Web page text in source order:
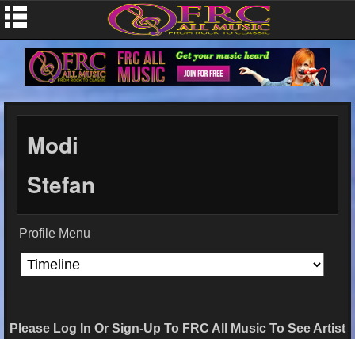
Modi
Stefan
Profile Menu
Please Log In Or Sign-Up To FRC All Music To See Artist